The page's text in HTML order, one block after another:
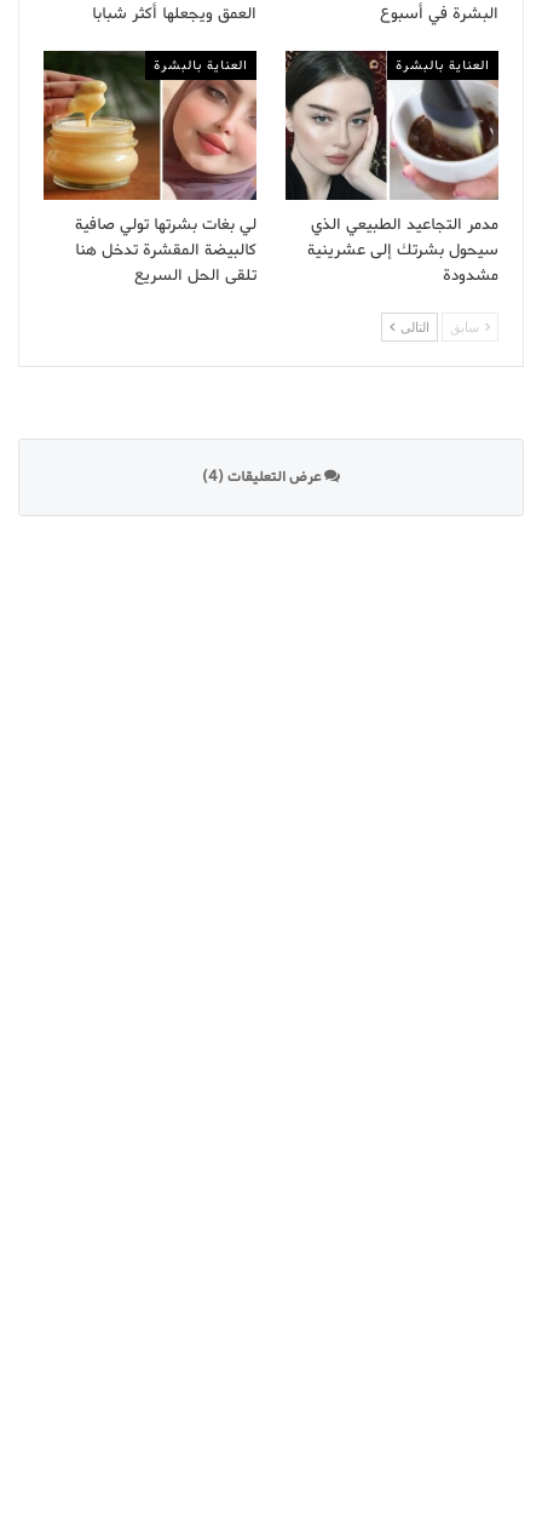
البشرة في أسبوع
العمق ويجعلها أكثر شبابا
العناية بالبشرة
مدمر التجاعيد الطبيعي الذي
سيحول بشرتك إلى عشرينية
مشدودة
العناية بالبشرة
لي بغات بشرتها تولي صافية
كالبيضة المقشرة تدخل هنا
تلقى الحل السريع
سابق التالى
عرض التعليقات (4)